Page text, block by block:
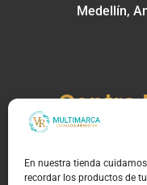
En nuestra tienda
recordar los productos de
Medellín,
Centro
Política